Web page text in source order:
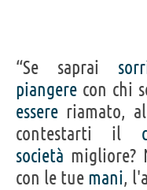
IDENTIKIT E DATI
Nome
Thomas
Cognome Haemerkken
Pseudonimo Tommaso da
Nato 1379 a Kempen
Morto 25 luglio 1471 a
Sesso maschile
Nazionalità tedesca
Professione monaco
“Se saprai
piangere con chi
essere riamato,
contestarti il
società migliore?
con le tue mani,